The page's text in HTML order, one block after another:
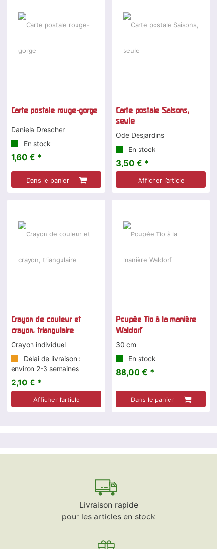
Carte postale rouge-gorge
Daniela Drescher
En stock
1,60 € *
Dans le panier
Carte postale Saisons,
seule
Ode Desjardins
En stock
3,50 € *
Afficher l’article
Crayon de couleur et
crayon, triangulaire
Crayon individuel
Délai de livraison :
environ 2-3 semaines
2,10 € *
Afficher l’article
Poupée Tio à la manière
Waldorf
30 cm
En stock
88,00 € *
Dans le panier
Livraison rapide
pour les articles en stock